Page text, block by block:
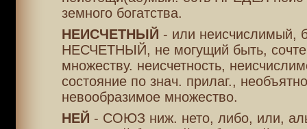
земного богатства.
НЕИСЧЕТНЫЙ - или неисчислимый,
НЕСЧЕТНЫЙ, не могущий быть,
множеству. неисчетность,
состояние по знач. прилаг.,
невообразимое множество.
НЕЙ - СОЮЗ ниж. нето, либо, или,